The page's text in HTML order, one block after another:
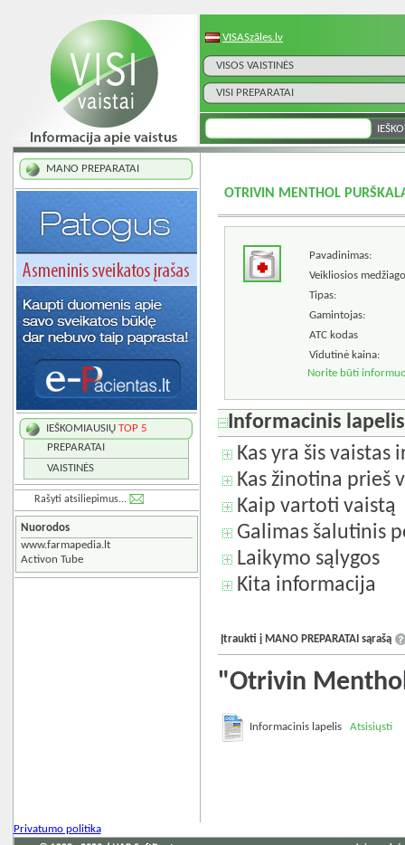
VISASzāles.lv
VISOS VAISTINĖS
VISI PREPARATAI
MANO PREPARATAI
IEŠKOMIAUSIŲ TOP 5
PREPARATAI
VAISTINĖS
Rašyti atsiliepimus...
Nuorodos
www.farmapedia.lt
Activon Tube
OTRIVIN MENTHOL
Pavadinimas:
Veikliosios
Tipas:
Gamintojas:
ATC kodas
Vidutinė kaina:
Norite būti
Informacinis lapelis
Kas yra šis vaistas
Kas žinotina prieš
Kaip vartoti vaistą
Galimas šalutinis
Laikymo sąlygos
Kita informacija
Įtraukti į MANO PREPARATAI sąrašą
"Otrivin
Informacinis lapelisAtsisiųsti
Privatumo politika